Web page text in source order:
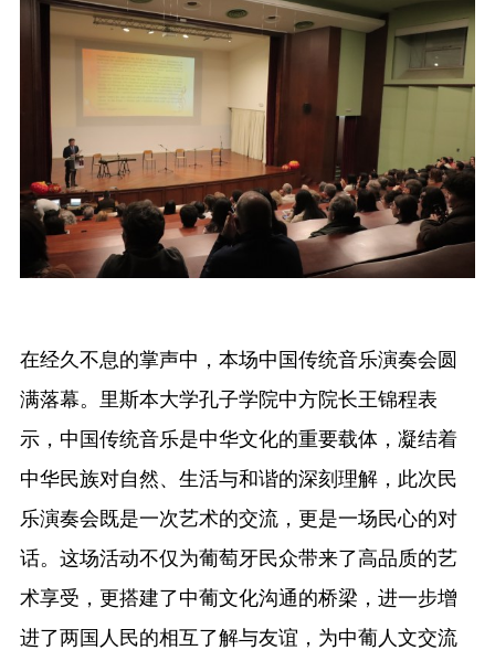
在经久不息的掌声中，本场中国传统音乐演奏会圆
满落幕。里斯本大学孔子学院中方院长王锦程表
示，中国传统音乐是中华文化的重要载体，凝结着
中华民族对自然、生活与和谐的深刻理解，此次民
乐演奏会既是一次艺术的交流，更是一场民心的对
话。这场活动不仅为葡萄牙民众带来了高品质的艺
术享受，更搭建了中葡文化沟通的桥梁，进一步增
进了两国人民的相互了解与友谊，为中葡人文交流